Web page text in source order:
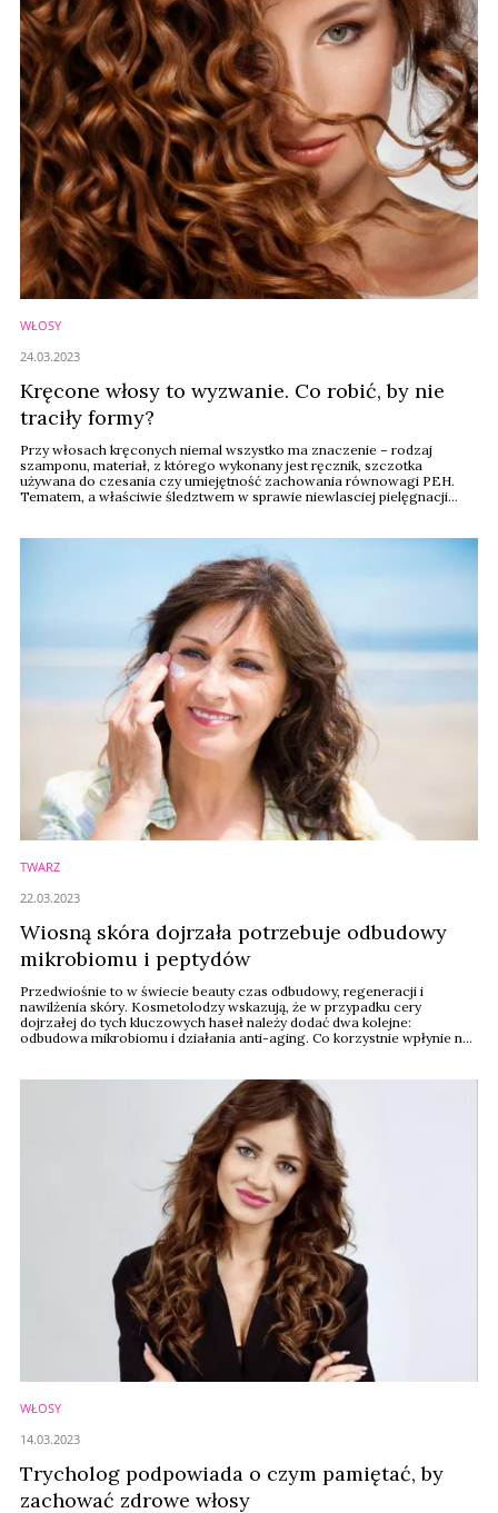
WŁOSY
Kręcone włosy to wyzwanie. Co robić, by nie
traciły formy?
Przy włosach kręconych niemal wszystko ma znaczenie – rodzaj
szamponu, materiał, z którego wykonany jest ręcznik, szczotka
używana do czesania czy umiejętność zachowania równowagi PEH.
Tematem, a właściwie śledztwem w sprawie niewlasciej pielęgnacji
24.03.2023
TWARZ
Wiosną skóra dojrzała potrzebuje odbudowy
mikrobiomu i peptydów
Przedwiośnie to w świecie beauty czas odbudowy, regeneracji i
nawilżenia skóry. Kosmetolodzy wskazują, że w przypadku cery
dojrzałej do tych kluczowych haseł należy dodać dwa kolejne:
odbudowa mikrobiomu i działania anti-aging. Co korzystnie wpłynie na
kompleksy peptydowe.
22.03.2023
WŁOSY
Trycholog podpowiada o czym pamiętać, by
zachować zdrowe włosy
14.03.2023